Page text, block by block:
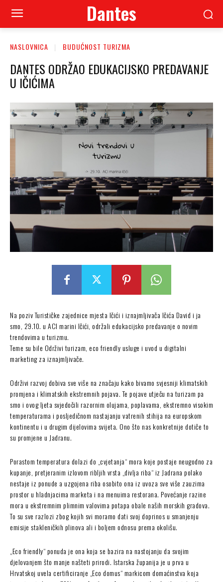
Dantes
NASLOVNICA BUDUĆNOST TURIZMA
DANTES ODRŽAO EDUKACIJSKO PREDAVANJE
U IČIĆIMA
Na poziv Turističke zajednice mjesta Ičići i iznajmljivača Ičića David i ja
smo, 29.10. u ACI marini Ičići, održali edukacijsko predavanje o novim
trendovima u turizmu.
Teme su bile Održivi turizam, eco friendly usluge i uvod u digitalni
marketing za iznajmljivače.
Održivi razvoj dobiva sve više na značaju kako bivamo svjesniji klimatskih
promjena i klimatskih ekstremnih pojava. Te pojave utječu na turizam pa
smo i ovog ljeta svjedočili razornim olujama, poplavama, ekstremno visokim
temperaturama i posljedičnom nastajanju vatrenih stihija na europskom
kontinentu i u drugim dijelovima svijeta. Ono što nas konkretnije dotiče to
su promjene u Jadranu.
Porastom temperatura dolazi do „cvjetanja“ mora koje postaje neugodno za
kupanje, pretjeranim izlovom ribljih vrsta „divlja riba“ iz Jadrana polako
nestaje iz ponude a uzgojena riba osobito ona iz uvoza sve više zauzima
prostor u hladnjacima marketa i na menuima restorana. Povećanje razine
mora u ekstremnim plimnim valovima potapa obale naših morskih gradova.
To su sve razlozi zbog kojih svi moramo dati svoj doprinos u smanjenju
emisije stakleničkih plinova ali i boljem odnosu prema okolišu.
„Eco friendly“ ponuda je ona koja se bazira na nastojanju da svojim
djelovanjem što manje našteti prirodi. Istarska županija je u prva u
Hrvatskoj uvela certificiranje „Eco domus“ markicom domaćinstva koja